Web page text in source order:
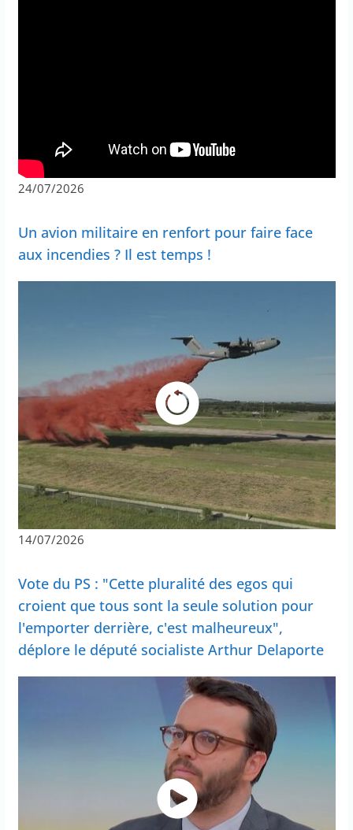
24/07/2026
Un avion militaire en renfort pour faire face
aux incendies ? Il est temps !
14/07/2026
Vote du PS : "Cette pluralité des egos qui
croient que tous sont la seule solution pour
l'emporter derrière, c'est malheureux",
déplore le député socialiste Arthur Delaporte